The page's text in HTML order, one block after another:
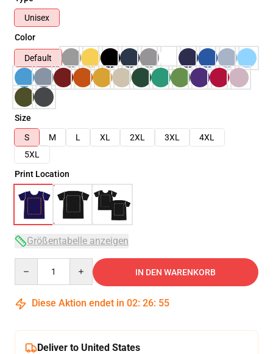
Unisex
Color
Default
Size
S
M L XL 2XL 3XL
4XL
5XL
Print Location
Größentabelle anzeigen
IN DEN WARENKORB
Diese Aktion endet in 02: 26: 54
Deliver to United States